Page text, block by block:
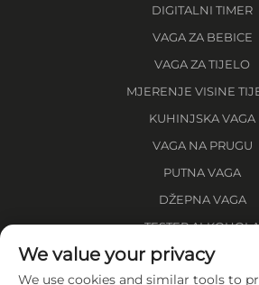
DIGITALNI TIMER
VAGA ZA BEBICE
VAGA ZA TIJELO
MJERENJE VISINE
KUHINJSKA VAGA
VAGA NA PRUGU
PUTNA VAGA
DŽEPNA VAGA
TESTER ALKOHOLA
MJERA ZA
We value your privacy
We use cookies and similar tools to